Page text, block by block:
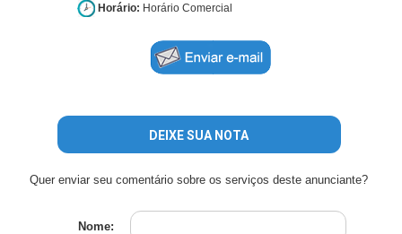
Horário: Horário Comercial
DEIXE SUA NOTA
Quer enviar seu comentário sobre os serviços deste anunciante?
Nome: